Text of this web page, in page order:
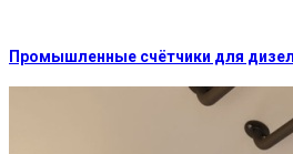
Промышленные счётчики для